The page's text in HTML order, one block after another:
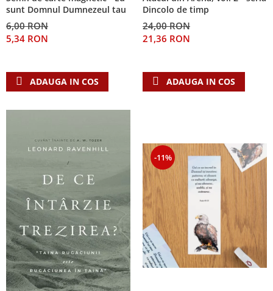
sunt Domnul Dumnezeul tau
6,00 RON
5,34 RON
ADAUGA IN COS
Dincolo de timp
24,00 RON
21,36 RON
ADAUGA IN COS
-11%